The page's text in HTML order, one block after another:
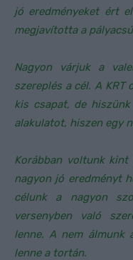
jó eredményeket ért
megjavította a
Nagyon várjuk a
szereplés a cél. A
kis csapat, de
alakulatot, hiszen egy
Korábban voltunk kint
nagyon jó eredményt
célunk a nagyon
versenyben való
lenne. A nem álmunk
lenne a tortán.